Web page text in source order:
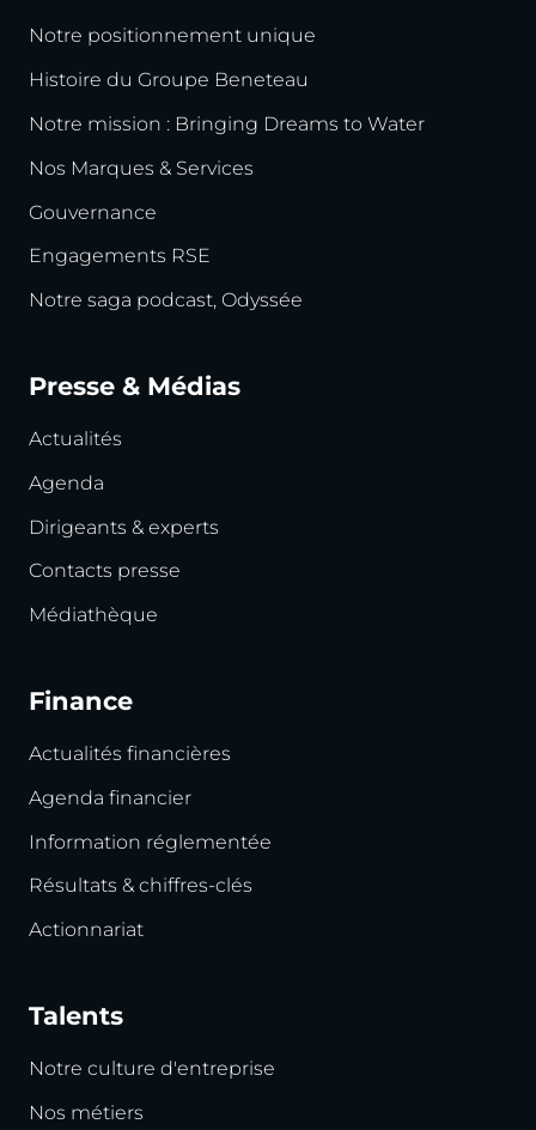
Notre positionnement unique
Histoire du Groupe Beneteau
Notre mission : Bringing Dreams to Water
Nos Marques & Services
Gouvernance
Engagements RSE
Notre saga podcast, Odyssée
Presse & Médias
Actualités
Agenda
Dirigeants & experts
Contacts presse
Médiathèque
Finance
Actualités financières
Agenda financier
Information réglementée
Résultats & chiffres-clés
Actionnariat
Talents
Notre culture d'entreprise
Nos métiers